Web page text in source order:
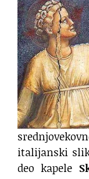
italijanski
deo kapele